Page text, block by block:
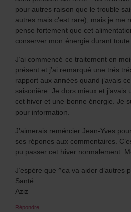
pour autres raison que le trouble
autres mais c’est rare), mais je me
pense fortement que cet
conserver mon énergie durant
J’ai commencé ce traitement en
présent et j’ai remarqué une trés
rapport aux années quand j’avais
saisonière. Je dors mieux et
cet hiver et une bonne énergie. Je
pour information.
J’aimerais remércier Jean-Yves
ses répones aux commentaires.
pu passer cet hiver normalement.
J’espère que ^ca va aider d’autres
Santé
Aziz
Répondre